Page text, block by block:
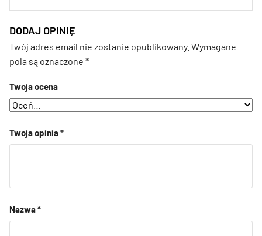
DODAJ OPINIĘ
Twój adres email nie zostanie opublikowany. Wymagane
pola są oznaczone *
Twoja ocena
Twoja opinia*
Nazwa*